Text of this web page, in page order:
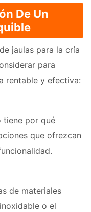
De Un
jaulas para la cría
para
rentable y efectiva:
tiene por qué
que ofrezcan
de materiales
o el